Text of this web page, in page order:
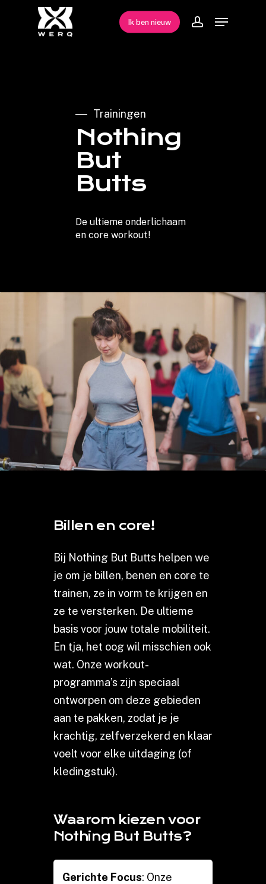
Ik ben nieuw account
Menu
Trainingen
Nothing
But
Butts
De ultieme onderlichaam
en core workout!
Billen en core!
Bij Nothing But Butts helpen we
je om je billen, benen en core te
trainen, ze in vorm te krijgen en
ze te versterken. De ultieme
basis voor jouw totale mobiliteit.
En tja, het oog wil misschien ook
wat. Onze workout-
programma’s zijn speciaal
ontworpen om deze gebieden
aan te pakken, zodat je je
krachtig, zelfverzekerd en klaar
voelt voor elke uitdaging (of
kledingstuk).
Waarom kiezen voor
Nothing But Butts?
Gerichte Focus: Onze